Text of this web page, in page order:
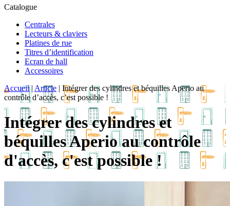
Catalogue
Centrales
Lecteurs & claviers
Platines de rue
Titres d’identification
Ecran de hall
Accessoires
Accueil| Article | Intégrer des cylindres et béquilles Aperio au
contrôle d’accès, c’est possible !
Intégrer des cylindres et
béquilles Aperio au contrôle
d'accès, c'est possible !